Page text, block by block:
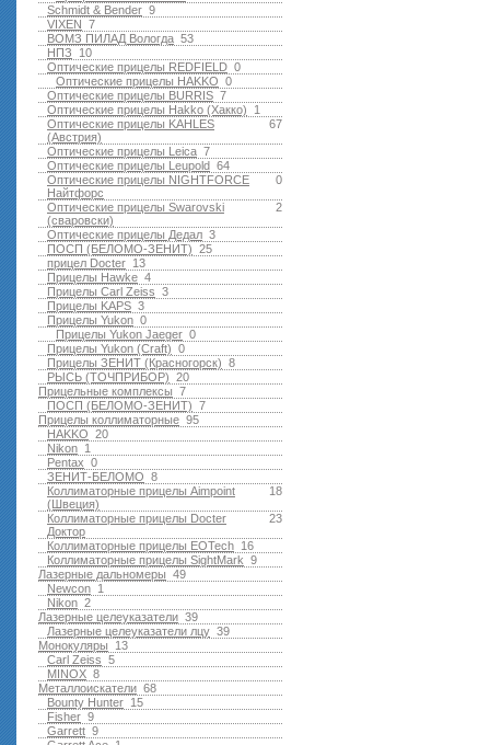
9
Schmidt & Bender
7
VIXEN
53
ВОМЗ ПИЛАД Вологда
10
НПЗ
0
Оптические прицелы REDFIELD
0
Оптические прицелы HAKKO
7
Оптические прицелы BURRIS
1
Оптические прицелы Hakko (Хакко)
67
Оптические прицелы KAHLES
(Австрия)
7
Оптические прицелы Leica
64
Оптические прицелы Leupold
0
Оптические прицелы NIGHTFORCE
Найтфорс
2
Оптические прицелы Swarovski
(сваровски)
3
Оптические прицелы Дедал
25
ПОСП (БЕЛОМО-ЗЕНИТ)
13
прицел Docter
4
Прицелы Hawke
3
Прицелы Carl Zeiss
3
Прицелы KAPS
0
Прицелы Yukon
0
Прицелы Yukon Jaeger
0
Прицелы Yukon (Craft)
8
Прицелы ЗЕНИТ (Красногорск)
20
РЫСЬ (ТОЧПРИБОР)
7
Прицельные комплексы
7
ПОСП (БЕЛОМО-ЗЕНИТ)
95
Прицелы коллиматорные
20
HAKKO
1
Nikon
0
Pentax
8
ЗЕНИТ-БЕЛОМО
18
Коллиматорные прицелы Aimpoint
(Швеция)
23
Коллиматорные прицелы Docter
Доктор
16
Коллиматорные прицелы EOTech
9
Коллиматорные прицелы SightMark
49
Лазерные дальномеры
1
Newcon
2
Nikon
39
Лазерные целеуказатели
39
Лазерные целеуказатели лцу
13
Монокуляры
5
Carl Zeiss
8
MINOX
68
Металлоискатели
15
Bounty Hunter
9
Fisher
9
Garrett